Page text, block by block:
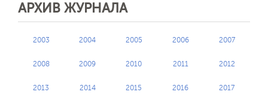
АРХИВ ЖУРНАЛА
2003 2004 2005 2006 2007
2008 2009 2010 2011 2012
2013 2014 2015 2016 2017